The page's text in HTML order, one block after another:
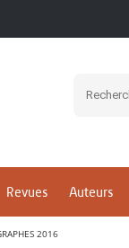
Revues Auteurs
2016